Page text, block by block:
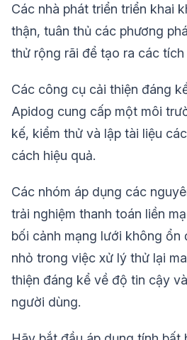
Các nhà phát triển triển khai
thận, tuân thủ các phương
thử rộng rãi để tạo ra các tích
Các công cụ cải thiện đáng
Apidog cung cấp một môi
kế, kiểm thử và lập tài liệu
cách hiệu quả.
Các nhóm áp dụng các
trải nghiệm thanh toán liền
bối cảnh mạng lưới không ổn
nhỏ trong việc xử lý thử lại
thiện đáng kể về độ tin cậy
người dùng.